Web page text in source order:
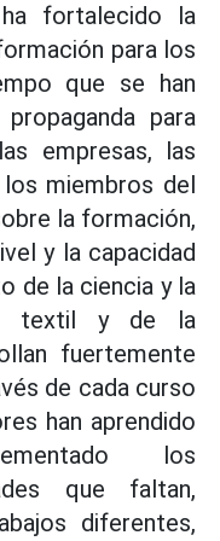
fortalecido la
para los
que se han
para
empresas, las
los miembros del
la formación,
y la capacidad
de la ciencia y la
textil y de la
fuertemente
de cada curso
han aprendido
los
que faltan,
diferentes,